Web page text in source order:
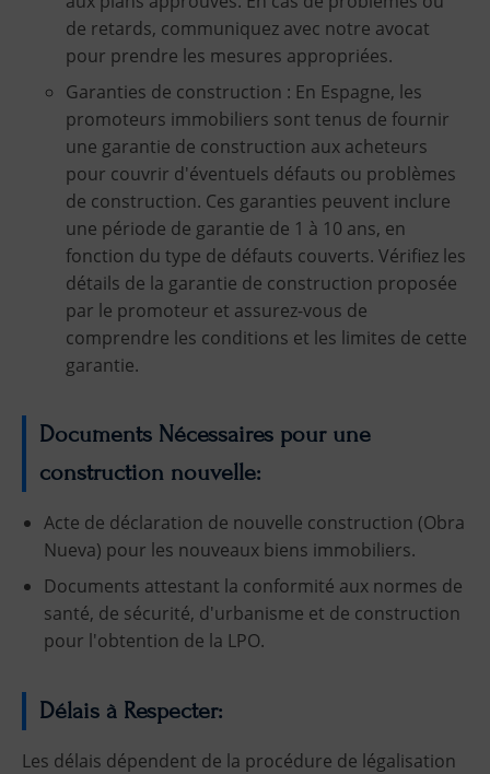
de retards, communiquez avec notre avocat
pour prendre les mesures appropriées.
Garanties de construction : En Espagne, les
promoteurs immobiliers sont tenus de fournir
une garantie de construction aux acheteurs
pour couvrir d'éventuels défauts ou problèmes
de construction. Ces garanties peuvent inclure
une période de garantie de 1 à 10 ans, en
fonction du type de défauts couverts. Vérifiez les
détails de la garantie de construction proposée
par le promoteur et assurez-vous de
comprendre les conditions et les limites de cette
garantie.
Documents Nécessaires pour une
construction nouvelle:
Acte de déclaration de nouvelle construction (Obra
Nueva) pour les nouveaux biens immobiliers.
Documents attestant la conformité aux normes de
santé, de sécurité, d'urbanisme et de construction
pour l'obtention de la LPO.
Délais à Respecter:
Les délais dépendent de la procédure de légalisation